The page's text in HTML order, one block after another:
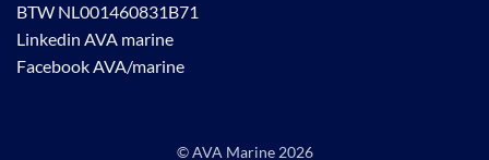
BTW NL001460831B71
Linkedin AVA marine
Facebook AVA/marine
© AVA Marine 2026